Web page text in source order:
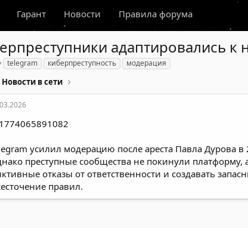
Гарант Новости Правила форума
адаптировались
Т
е
г
и
telegram киберпреступность модерация
Новости в сети
усилил модерацию после ареста Павла Дурова
преступные сообщества не покинули платформу,
отказы от ответственности и создавать
правил.